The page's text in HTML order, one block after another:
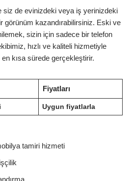
siz de evinizdeki veya iş yerinizdeki
görünüm kazandırabilirsiniz. Eski ve
sizin için sadece bir telefon
hızlı ve kaliteli hizmetiyle
en kısa sürede gerçekleştirir.
Fiyatları
Uygun fiyatlarla
tamiri hizmeti